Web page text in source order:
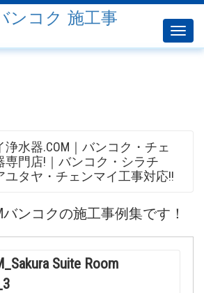
水器.COM｜バンコク・チェ
専門店!｜バンコク・シラチ
ユタヤ・チェンマイ工事対応!!
ンコクの施工事例集です！
Suite Room